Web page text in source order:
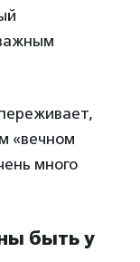
«вечном
много
быть у